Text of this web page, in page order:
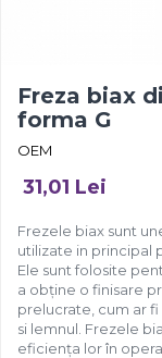
Freza biax
forma G
OEM
31,01 Lei
Frezele biax sunt
utilizate in principal
Ele sunt folosite
a obține o finisare
prelucrate, cum ar
si lemnul. Frezele
eficiența lor în